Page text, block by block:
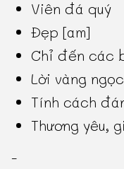
Viên đá quý
Đẹp [am]
Chỉ đến các
Lời vàng ngọc
Tính cách
Thương yêu,
-